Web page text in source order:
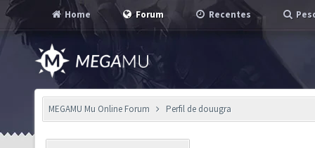
Home Forum Recentes
MEGAMU Mu Online Forum Perfil de douugra